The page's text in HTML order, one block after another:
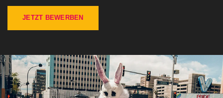
JETZT BEWERBEN